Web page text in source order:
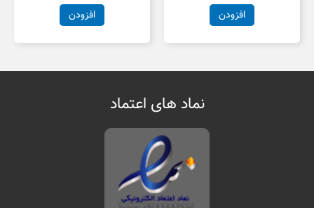
افزودن افزودن
نماد های اعتماد